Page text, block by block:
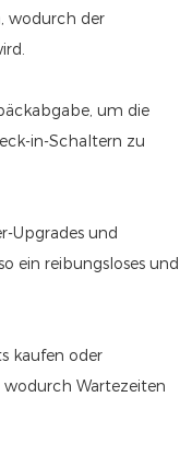
wodurch der
um die
in-Schaltern zu
Upgrades und
ein reibungsloses und
kaufen oder
Wartezeiten